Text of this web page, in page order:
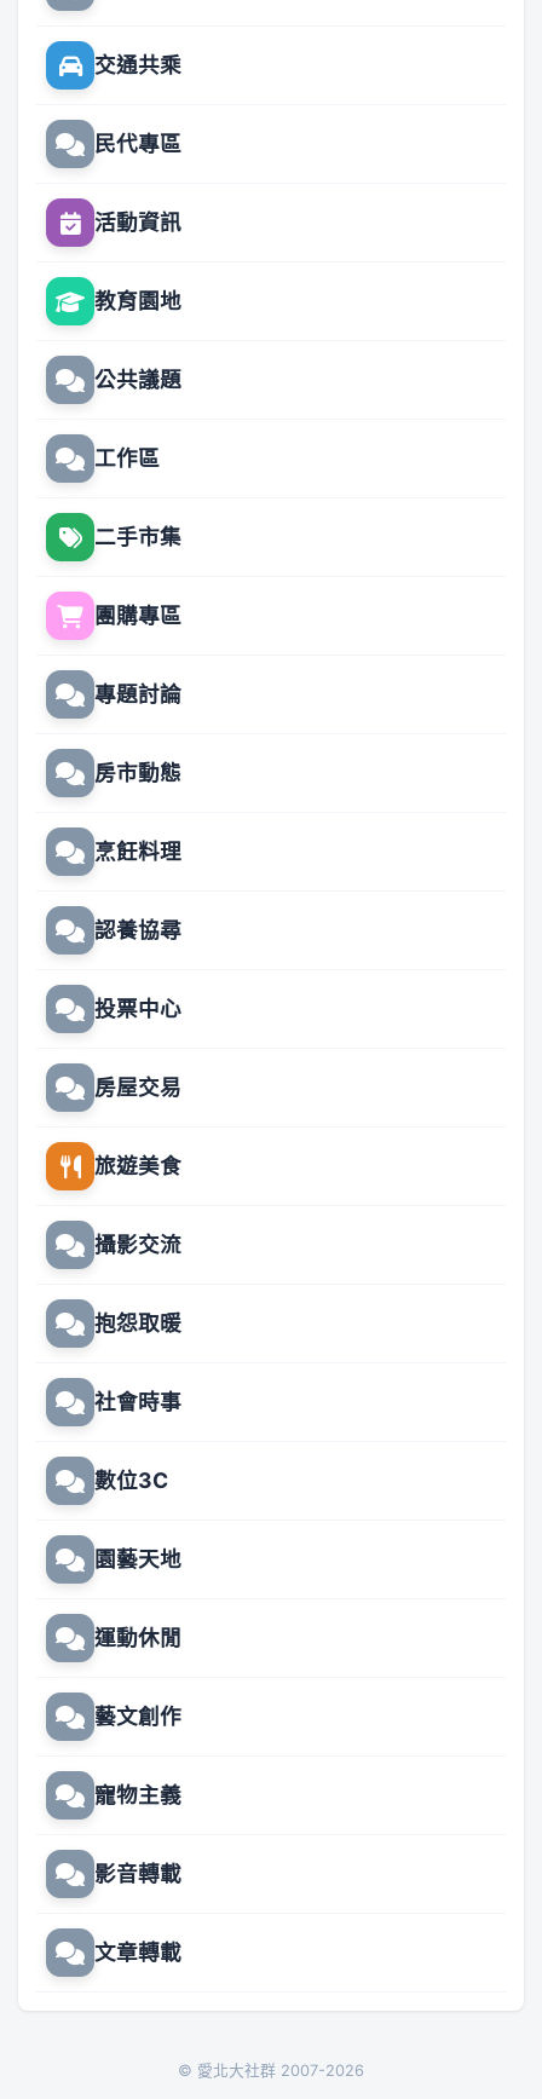
交通共乘
民代專區
活動資訊
教育園地
公共議題
工作區
二手市集
團購專區
專題討論
房市動態
烹飪料理
認養協尋
投票中心
房屋交易
旅遊美食
攝影交流
抱怨取暖
社會時事
數位3C
園藝天地
運動休閒
藝文創作
寵物主義
影音轉載
文章轉載
© 愛北大社群 2007-2026